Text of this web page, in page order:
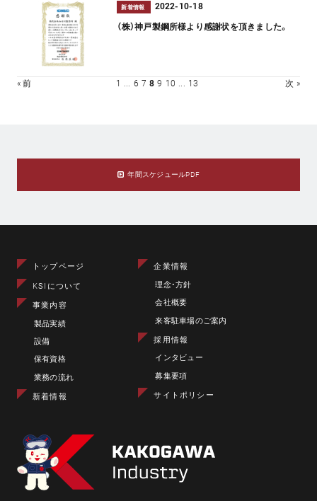
新着情報 2022-10-18
（株）神戸製鋼所様より感謝状を頂きました。
« 前 1 6 7 8 9 10 13 次 »
年間スケジュールPDF
トップページ
KSIについて
事業内容
製品実績
設備
保有資格
業務の流れ
新着情報
企業情報
理念･方針
会社概要
来客駐車場のご案内
採用情報
インタビュー
募集要項
サイトポリシー